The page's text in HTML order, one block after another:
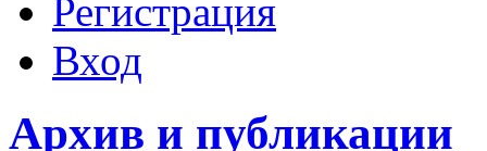
Регистрация
Вход
Архив и публикации